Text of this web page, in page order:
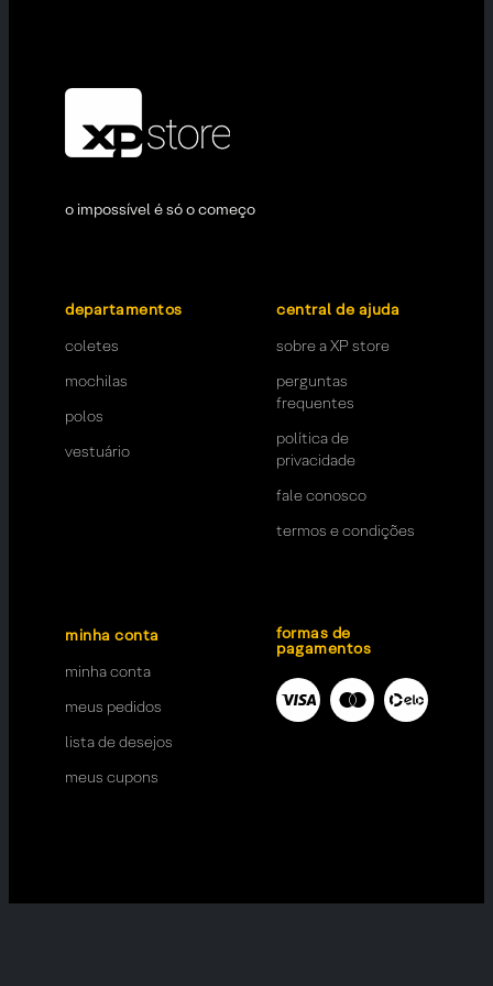
o impossível é só o começo
departamentos
coletes
mochilas
polos
vestuário
central de ajuda
sobre a XP store
perguntas
frequentes
política de
privacidade
fale conosco
termos e condições
minha conta
minha conta
meus pedidos
lista de desejos
meus cupons
formas de
pagamentos